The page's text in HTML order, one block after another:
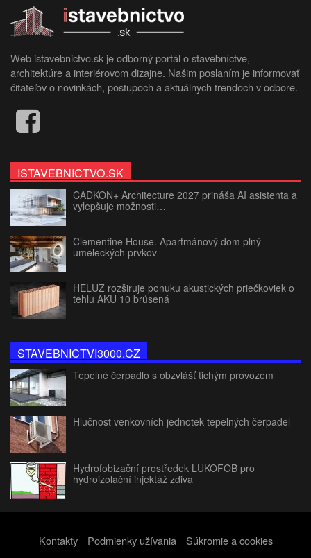
Web istavebnictvo.sk je odborný portál o stavebníctve,
architektúre a interiérovom dizajne. Našim poslaním je informovať
čitateľov o novinkách, postupoch a aktuálnych trendoch v odbore.
ISTAVEBNICTVO.SK
CADKON+ Architecture 2027 prináša AI asistenta a
vylepšuje možnosti…
Clementine House. Apartmánový dom plný
umeleckých prvkov
HELUZ rozširuje ponuku akustických priečkoviek o
tehlu AKU 10 brúsená
STAVEBNICTVI3000.CZ
Tepelné čerpadlo s obzvlášť tichým provozem
Hlučnost venkovních jednotek tepelných čerpadel
Hydrofobizační prostředek LUKOFOB pro
hydroizolační injektáž zdiva
Kontakty Podmienky užívania Súkromie a cookies